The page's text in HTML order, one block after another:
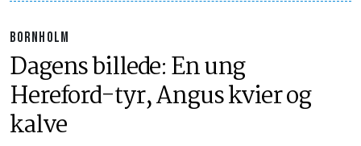
BORNHOLM
Dagens billede: En ung
Hereford-tyr, Angus kvier og
kalve